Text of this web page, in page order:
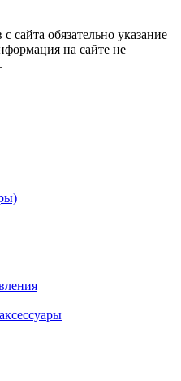
сайта обязательно указание
на сайте не